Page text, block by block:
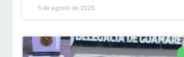
5 de agosto de 2026